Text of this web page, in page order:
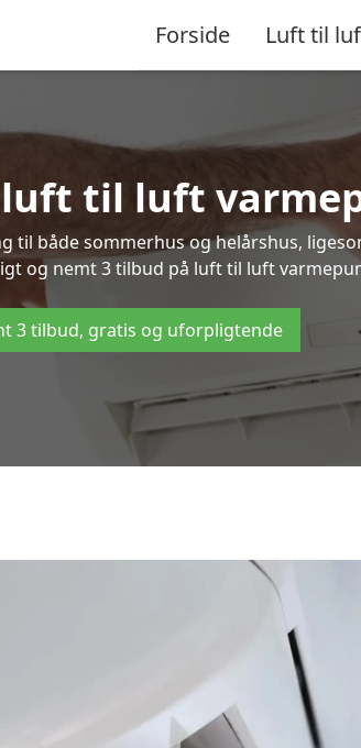
Forside Luft til
til luft
til både sommerhus og helårshus,
og nemt 3 tilbud på luft til luft
3 tilbud, gratis og uforpligtende